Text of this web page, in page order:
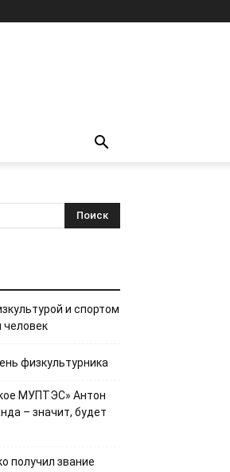
и спортом
человек
физкультурника
МУПТЭС» Антон
– значит, будет
получил звание